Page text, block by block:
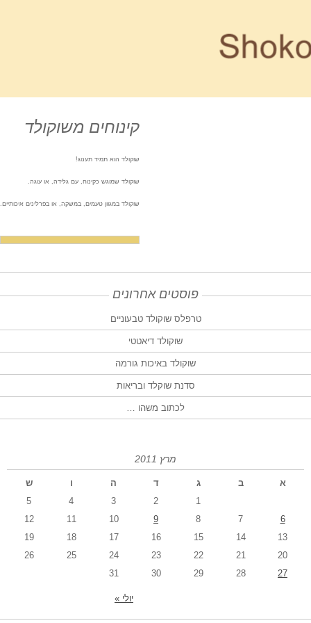
קינוחים משוקולד
שוקולד הוא תמיד תענוג!
שוקולד שמוגש כקינוח, עם גלידה, או עוגה.
שוקולד במגוון טעמים, במשקה, או בפרלינים איכותיים.
פוסטים אחרונים
טרפלס שוקולד טבעוניים
שוקולד דיאטטי
שוקולד באיכות גורמה
סדנת שוקלד ובריאות
לכתוב משהו …
מרץ 2011
א ב ג ד ה ו ש
יולי »
1
2
3
4
5
6
7
8
9
10
11
12
13
14
15
16
17
18
19
20
21
22
23
24
25
26
27
28
29
30
31